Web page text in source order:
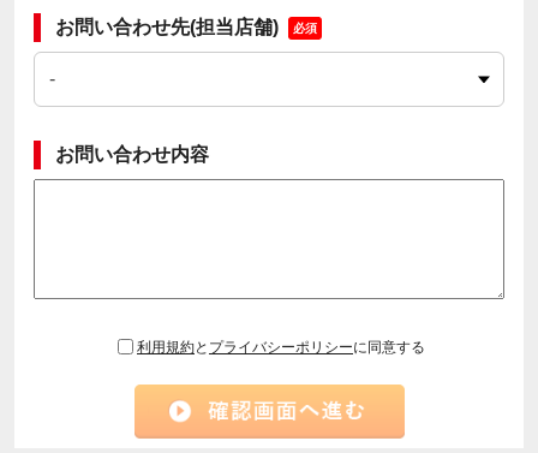
お問い合わせ先(担当店舗) 必須
お問い合わせ内容
利用規約と プライバシーポリシーに同意する